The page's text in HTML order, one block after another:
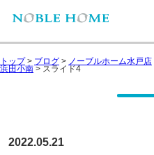
トップ> ブログ > ノーブルホーム水戸店
浜田小南 > スライド4
2022.05.21